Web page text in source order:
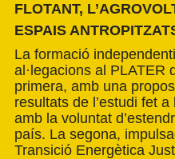
FLOTANT,
ESPAIS
La formació
al·legacions al PLATER
primera, amb una
resultats de l’estudi fet
amb la voluntat
país. La segona,
Transició Energètica